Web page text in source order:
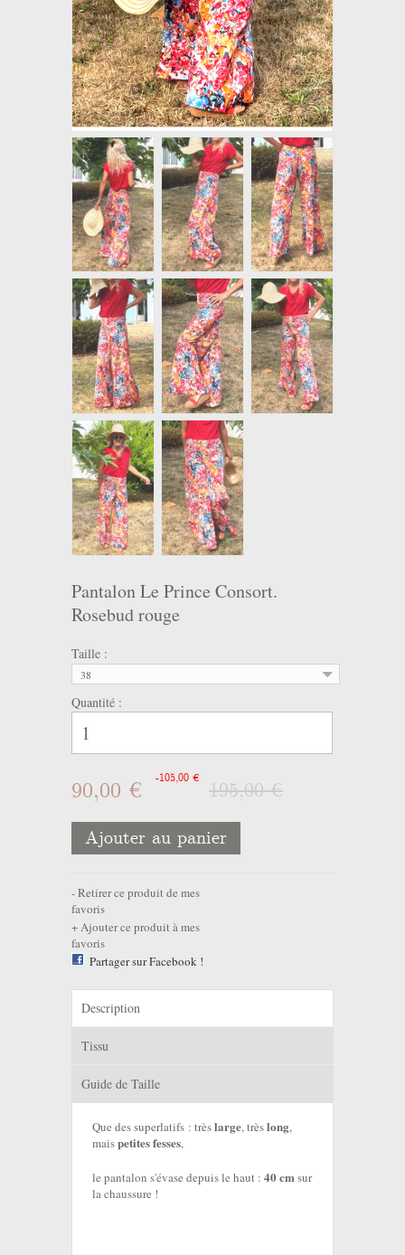
Pantalon Le Prince Consort.
Rosebud rouge
Taille :
38
Quantité :
90,00 € -105,00 €
195,00 €
Ajouter au panier
Retirer ce produit de mes
favoris
Ajouter ce produit à mes
favoris
Partager sur Facebook !
Description
Tissu
Guide de Taille
Que des superlatifs : trèslarge, trèslong,
maispetites fesses,
le pantalon s'évase depuis le haut : 40 cmsur
la chaussure !